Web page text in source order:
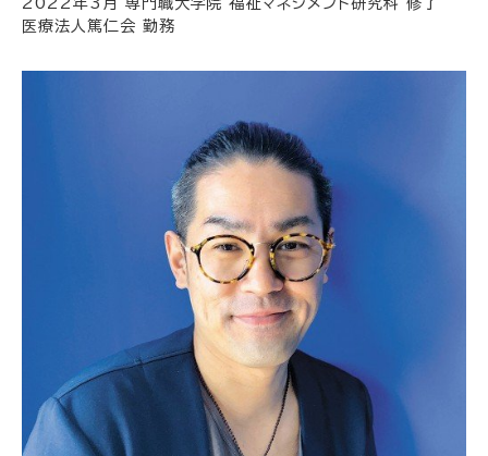
2022年3月 専門職大学院 福祉マネジメント研究科 修了
医療法人篤仁会 勤務